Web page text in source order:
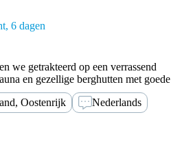
6 dagen
we getrakteerd op een verrassend
en gezellige berghutten met goede
Oostenrijk
Nederlands